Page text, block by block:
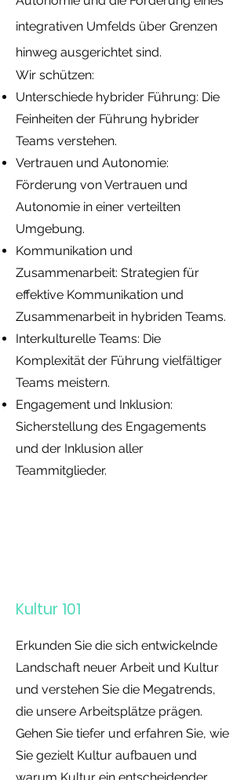
integrativen Umfelds über Grenzen
hinweg ausgerichtet sind.
Wir schützen:
Unterschiede hybrider Führung: Die
Feinheiten der Führung hybrider
Teams verstehen.
Vertrauen und Autonomie:
Förderung von Vertrauen und
Autonomie in einer verteilten
Umgebung.
Kommunikation und
Zusammenarbeit: Strategien für
effektive Kommunikation und
Zusammenarbeit in hybriden Teams.
Interkulturelle Teams: Die
Komplexität der Führung vielfältiger
Teams meistern.
Engagement und Inklusion:
Sicherstellung des Engagements
und der Inklusion aller
Teammitglieder.
Kultur 101
Erkunden Sie die sich entwickelnde
Landschaft neuer Arbeit und Kultur
und verstehen Sie die Megatrends,
die unsere Arbeitsplätze prägen.
Gehen Sie tiefer und erfahren Sie, wie
Sie gezielt Kultur aufbauen und